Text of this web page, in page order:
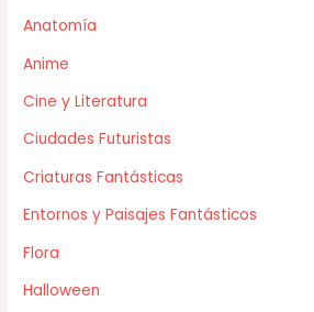
Anatomía
Anime
Cine y Literatura
Ciudades Futuristas
Criaturas Fantásticas
Entornos y Paisajes Fantásticos
Flora
Halloween